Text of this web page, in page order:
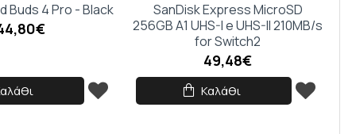
Buds 4 Pro - Black
SanDisk Express MicroSD
256GB A1 UHS-I e UHS-II 210MB/s
for Switch2
49,48€
Καλάθι